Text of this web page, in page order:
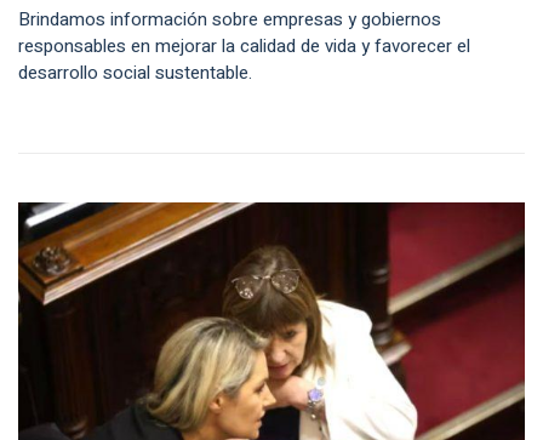
Brindamos información sobre empresas y gobiernos
responsables en mejorar la calidad de vida y favorecer el
desarrollo social sustentable.